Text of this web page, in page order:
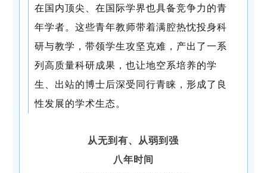
在国内顶尖、在国际学界也具备竞争力的青
年学者。这些青年教师带着满腔热忱投身科
研与教学，带领学生攻坚克难，产出了一系
列高质量科研成果，也让地空系培养的学
生、出站的博士后深受同行青睐，形成了良
性发展的学术生态。
从无到有、从弱到强
八年时间